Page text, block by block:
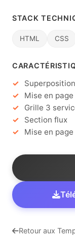
STACK
HTML CSS
Mise en
Grille 3
Section flux
Mise en
Retour aux